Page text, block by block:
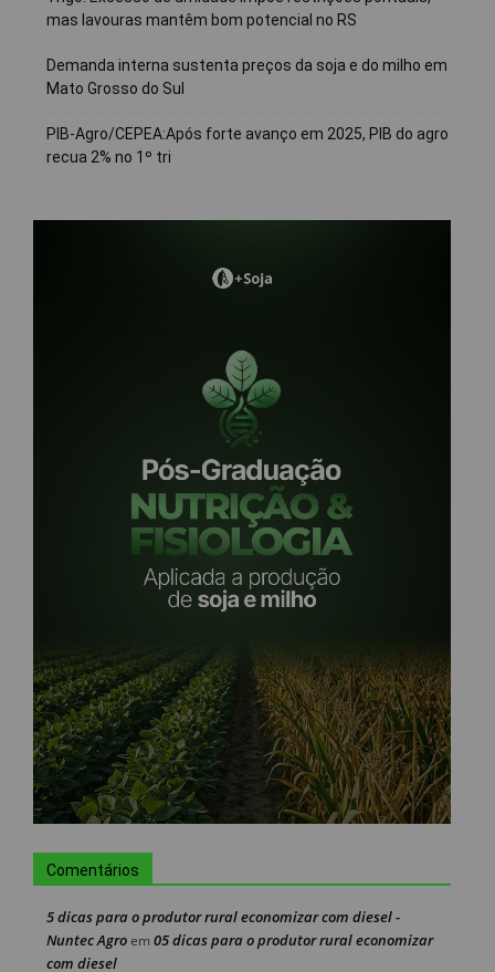
mas lavouras mantêm bom potencial no RS
Demanda interna sustenta preços da soja e do milho em
Mato Grosso do Sul
PIB-Agro/CEPEA:Após forte avanço em 2025, PIB do agro
recua 2% no 1º tri
Comentários
5 dicas para o produtor rural economizar com diesel -
Nuntec Agroem 05 dicas para o produtor rural economizar
com diesel